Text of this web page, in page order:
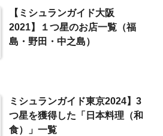
【ミシュランガイド大阪
2021】１つ星のお店一覧（福
島・野田・中之島）
ミシュランガイド東京2024】3
つ星を獲得した「日本料理（和
食）」一覧